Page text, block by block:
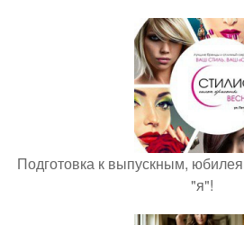
Подготовка к выпускным,
"я"!